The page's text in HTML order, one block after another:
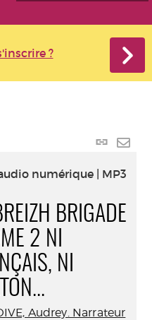
?
Lien
par
numérique | MP3
BRIGADE
2 NI
NI
Audrey. Narrateur